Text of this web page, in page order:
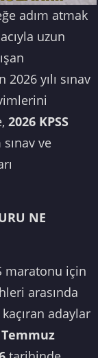
adım atmak
uzun
yılı sınav
2026 KPSS
sınav ve
NE
maratonu için
arasında
adaylar
Temmuz